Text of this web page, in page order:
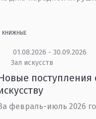
КНИЖНЫЕ
01.08.2026 - 30.09.2026
Зал искусств
поступления
февраль-июль 2026